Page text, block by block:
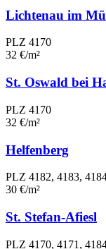
Lichtenau im
PLZ 4170
32 €/m²
St. Oswald bei
PLZ 4170
32 €/m²
Helfenberg
PLZ 4182, 4183,
30 €/m²
St. Stefan-Afiesl
PLZ 4170, 4171,